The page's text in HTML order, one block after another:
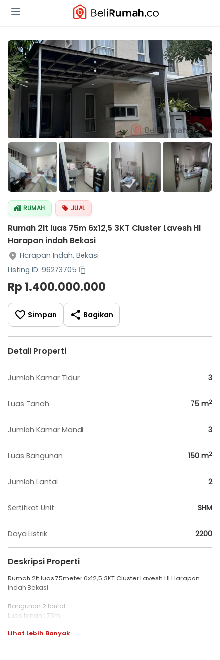
RUMAH JUAL
Rumah 2lt luas 75m 6x12,5 3KT Cluster Lavesh HI
Harapan indah Bekasi
Harapan Indah, Bekasi
Listing ID: 96273705
Rp 1.400.000.000
Simpan Bagikan
Detail Properti
Jumlah Kamar Tidur 3
Luas Tanah 75 m2
Jumlah Kamar Mandi 3
Luas Bangunan 150 m2
Jumlah Lantai 2
Sertifikat Unit SHM
Daya Listrik 2200
Deskripsi Properti
Rumah 2lt luas 75meter 6x12,5 3KT Cluster Lavesh HI Harapan
indah Bekasi
Bangunan 2 lantai
Luas tanah : 75m
Luas Bangunan : 150m
Lihat Lebih Banyak